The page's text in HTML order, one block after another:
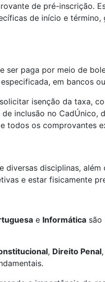
de pré-inscrição.
de início e
ser paga por meio de
em bancos
isenção da taxa,
inclusão no
todos os comprovantes
disciplinas,
e estar fisicamente
e Informática são
, Direito Penal,